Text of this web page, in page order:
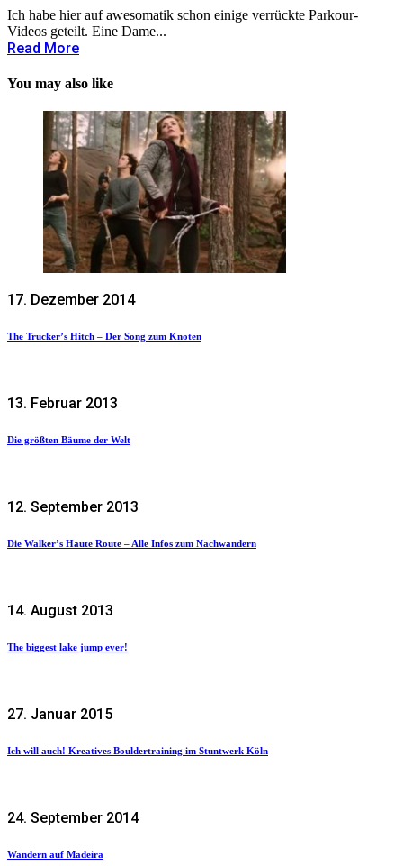
Ich habe hier auf awesomatik schon einige verrückte Parkour-
Videos geteilt. Eine Dame...
Read More
You may also like
17. Dezember 2014
The Trucker’s Hitch – Der Song zum Knoten
13. Februar 2013
Die größten Bäume der Welt
12. September 2013
Die Walker’s Haute Route – Alle Infos zum Nachwandern
14. August 2013
The biggest lake jump ever!
27. Januar 2015
Ich will auch! Kreatives Bouldertraining im Stuntwerk Köln
24. September 2014
Wandern auf Madeira